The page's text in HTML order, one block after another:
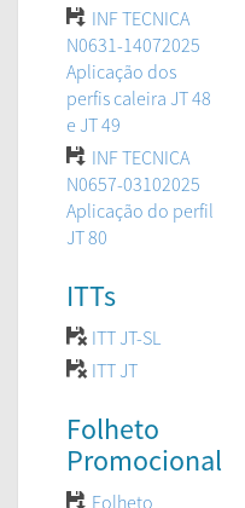
INF TECNICA
N0631-14072025
Aplicação dos
perfis caleira JT 48
e JT 49
INF TECNICA
N0657-03102025
Aplicação do perfil
JT 80
ITTs
ITT JT-SL
ITT JT
Folheto
Promocional
Folheto